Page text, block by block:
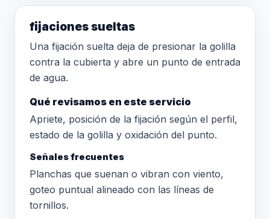
fijaciones sueltas
Una fijación suelta deja de presionar la golilla
contra la cubierta y abre un punto de entrada
de agua.
Qué revisamos en este servicio
Apriete, posición de la fijación según el perfil,
estado de la golilla y oxidación del punto.
Señales frecuentes
Planchas que suenan o vibran con viento,
goteo puntual alineado con las líneas de
tornillos.